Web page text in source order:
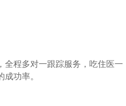
全程多对一跟踪服务，吃住医一
功率。